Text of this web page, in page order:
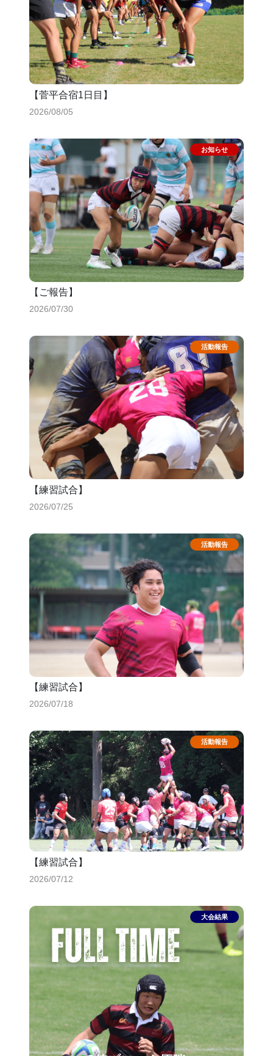
【菅平合宿1日目】
2026/08/05
【ご報告】
2026/07/30
【練習試合】
2026/07/25
【練習試合】
2026/07/18
【練習試合】
2026/07/12